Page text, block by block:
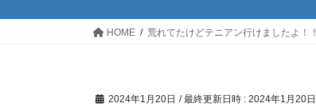
HOME 荒れてたけどテニアン行けましたよ！！
2024年1月20日 / 最終更新日時 : 2024年1月20日